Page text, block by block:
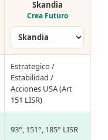
Skandia
Crea Futuro
Estrategico /
Estabilidad /
Acciones USA (Art
151 LISR)
93°, 151°, 185° LISR